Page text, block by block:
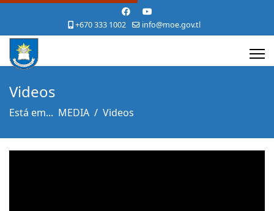
+670 333 1002 info@moe.gov.tl
Videos
Está em... MEDIA Videos